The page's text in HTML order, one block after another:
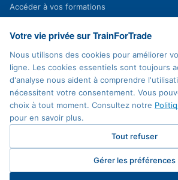
Accéder à vos formations
Inscription aux formations(s'ouvre dans un
Projets en cours
Actualités
MENTIONS LÉGALES
Politique de confidentialité
Conditions d'utilisation
Plan du site
Préférences cookies
Votre vie privée sur TrainForTrade
Nous utilisons des cookies pour améliorer
ligne. Les cookies essentiels sont toujours
d'analyse nous aident à comprendre
nécessitent votre consentement. Vous
choix à tout moment. Consultez notre
pour en savoir plus.
Tout refuser
Gérer les préférences